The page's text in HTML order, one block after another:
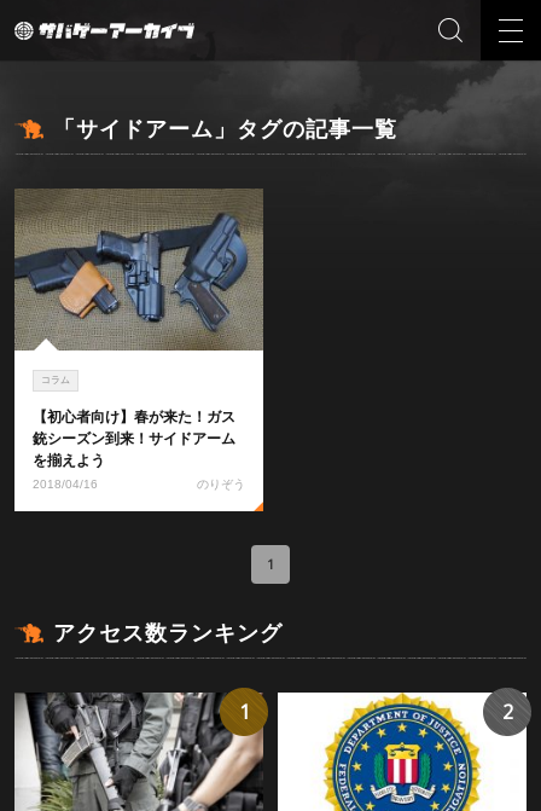
「サイドアーム」タグの記事一覧
コラム
【初心者向け】春が来た！ガス
銃シーズン到来！サイドアーム
を揃えよう
2018/04/16 のりぞう
1
アクセス数ランキング
1 2